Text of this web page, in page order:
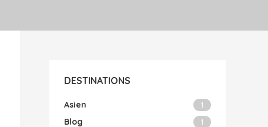
DESTINATIONS
Asien 1
Blog 1